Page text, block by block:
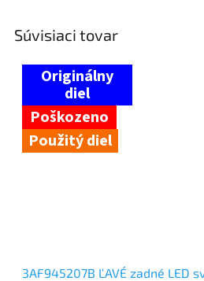
Súvisiaci tovar
Použitý diel
3AF945207B ĽAVÉ zadné LED